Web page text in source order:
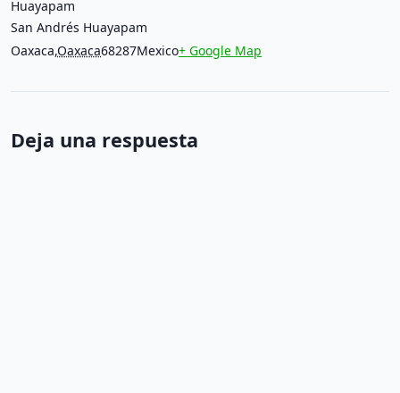
Huayapam
San Andrés Huayapam
Oaxaca,Oaxaca68287Mexico+ Google Map
Deja una respuesta